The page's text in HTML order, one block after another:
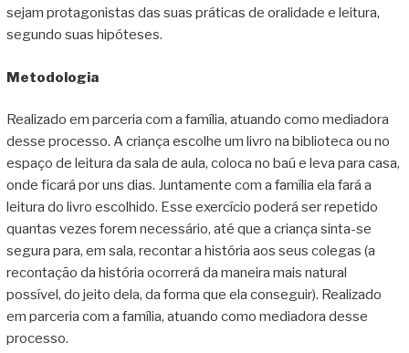
sejam protagonistas das suas práticas de oralidade e leitura,
segundo suas hipóteses.
Metodologia
Realizado em parceria com a família, atuando como mediadora
desse processo. A criança escolhe um livro na biblioteca ou no
espaço de leitura da sala de aula, coloca no baú e leva para casa,
onde ficará por uns dias. Juntamente com a família ela fará a
leitura do livro escolhido. Esse exercício poderá ser repetido
quantas vezes forem necessário, até que a criança sinta-se
segura para, em sala, recontar a história aos seus colegas (a
recontação da história ocorrerá da maneira mais natural
possível, do jeito dela, da forma que ela conseguir). Realizado
em parceria com a família, atuando como mediadora desse
processo.